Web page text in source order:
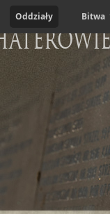
Oddziały Bitwa